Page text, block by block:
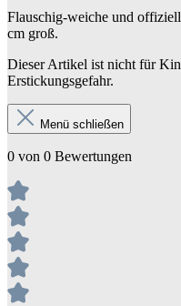
Flauschig-weiche und
cm groß.
Dieser Artikel ist nicht für
Erstickungsgefahr.
Menü schließen
0 von 0 Bewertungen